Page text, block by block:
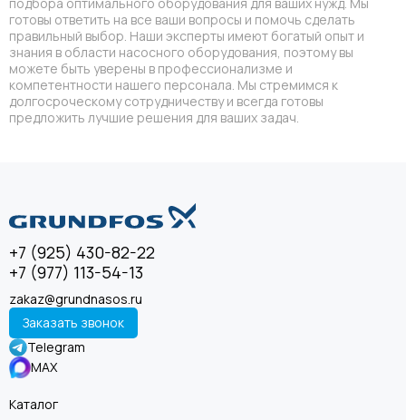
готовы ответить на все ваши вопросы и помочь сделать
правильный выбор. Наши эксперты имеют богатый опыт и
знания в области насосного оборудования, поэтому вы
можете быть уверены в профессионализме и
компетентности нашего персонала. Мы стремимся к
долгосроческому сотрудничеству и всегда готовы
предложить лучшие решения для ваших задач.
+7 (925) 430-82-22
+7 (977) 113-54-13
zakaz@grundnasos.ru
Заказать звонок
Telegram
MAX
Каталог